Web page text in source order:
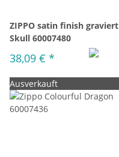
ZIPPO satin finish graviert
Skull 60007480
38,09 € *
Ausverkauft